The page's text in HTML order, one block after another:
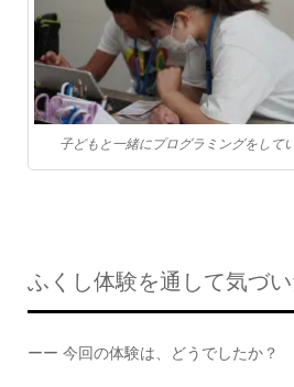
子どもと一緒にプログラミングをして
ふくし体験を通して気づい
ーー 今回の体験は、どうでしたか？